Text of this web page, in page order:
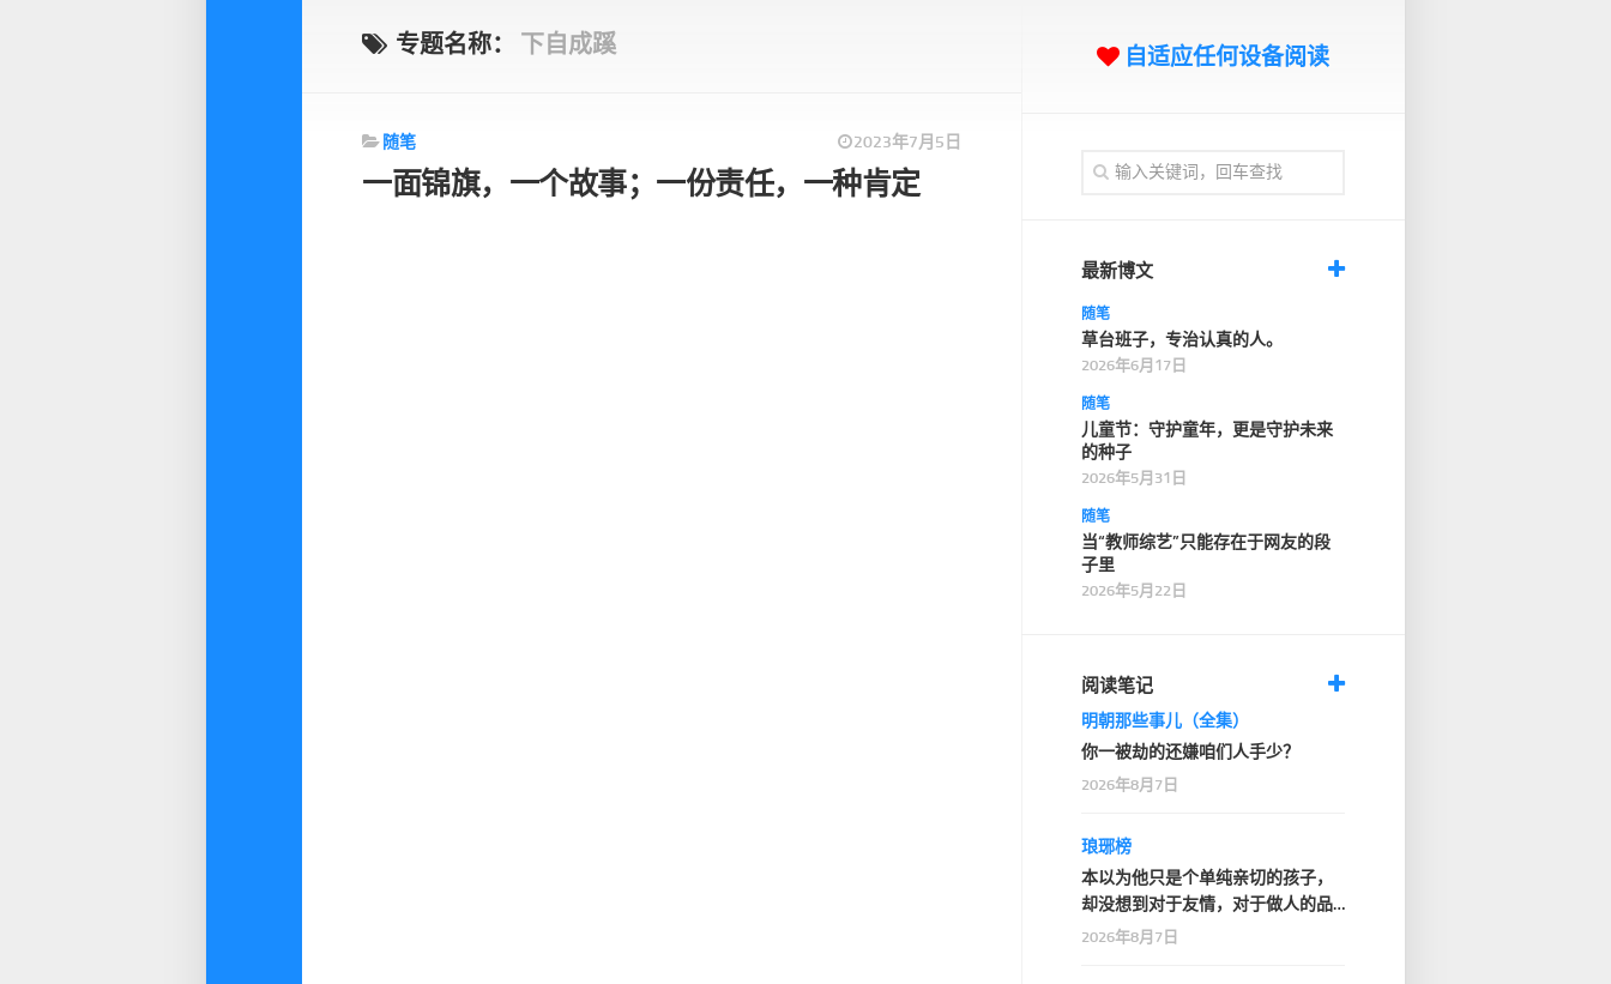
专题名称： 下自成蹊
随笔 2023年7月5日
一面锦旗，一个故事；一份责任，一种肯定
自适应任何设备阅读
最新博文
随笔
草台班子，专治认真的人。
2026年6月17日
随笔
儿童节：守护童年，更是守护未来
的种子
2026年5月31日
随笔
当“教师综艺”只能存在于网友的段
子里
2026年5月22日
阅读笔记
明朝那些事儿（全集）
你一被劫的还嫌咱们人手少？
2026年8月7日
琅琊榜
本以为他只是个单纯亲切的孩子，
却没想到对于友情，对于做人的品
德，这个年轻人竟有…
2026年8月7日